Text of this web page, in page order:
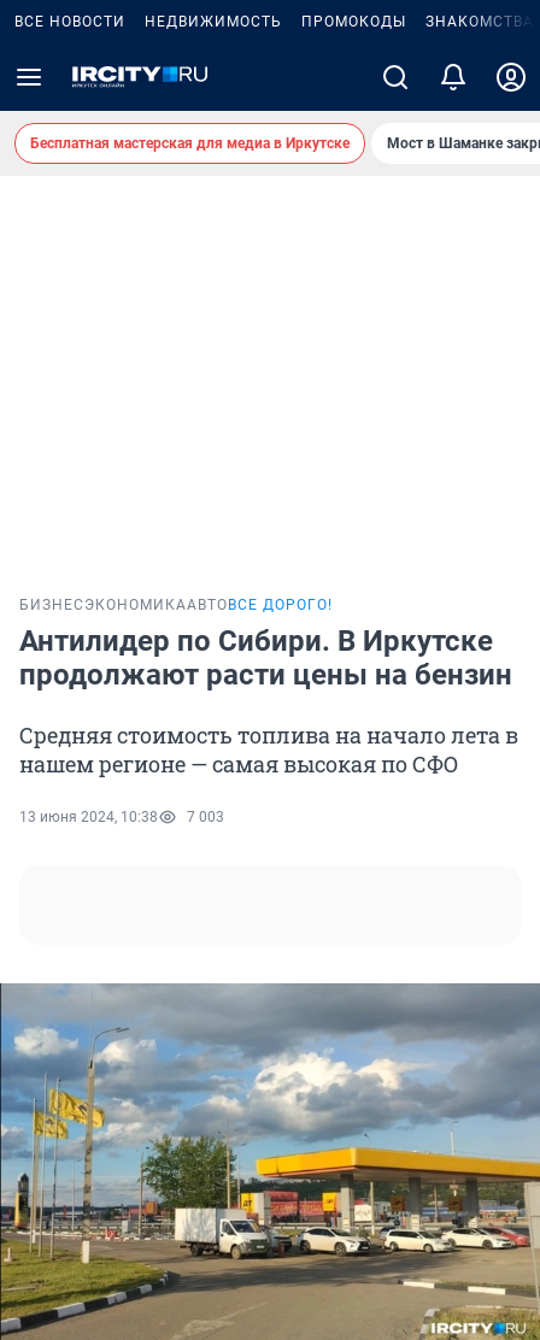
ВСЕ НОВОСТИ НЕДВИЖИМОСТЬ ПРОМОКОДЫ ЗНАКОМСТВА
Бесплатная мастерская для медиа в Иркутске Мост в Шаманке
БИЗНЕС ЭКОНОМИКААВТО ВСЕ ДОРОГО!
Антилидер по Сибири. В Иркутске
продолжают расти цены на бензин
Средняя стоимость топлива на начало лета в
нашем регионе — самая высокая по СФО
13 июня 2024, 10:38 7 003